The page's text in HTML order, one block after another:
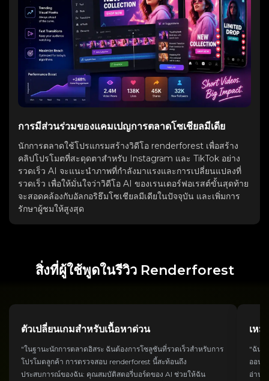
การมีส่วนร่วมของแคมเปญการตลาดโซเชียลมีเดีย
นักการตลาดใช้โปรแกรมสร้างวิดีโอ renderforest เพื่อสร้าง
คลิปโปรโมตที่สะดุดตาสำหรับ Instagram และ TikTok อย่าง
รวดเร็ว AI จะแนะนำภาพที่กำลังมาแรงและการเปลี่ยนแปลงที่
รวดเร็ว เพื่อให้มั่นใจว่าวิดีโอ AI ของเรนเดอร์ฟอเรสต์ขั้นสุดท้าย
จะสอดคล้องกับอัลกอริธึมโซเชียลมีเดียในปัจจุบัน และเพิ่มการ
รักษาผู้ชมให้สูงสุด
สิ่งที่ผู้ใช้พูดในรีวิว Renderforest
ตัวเปลี่ยนเกมสำหรับเนื้อหาด่วน
"ในฐานะนักการตลาดอิสระ ฉันต้องการโซลูชันที่รวดเร็วสำหรับการ
โปรโมตลูกค้า การตรวจสอบ renderforest นี้สะท้อนถึง
ประสบการณ์ของฉัน: คุณสมบัติสตอรี่บอร์ดของ AI ช่วยให้ฉัน
เหม
"ฉันใ
ออนไ
อ่านอ